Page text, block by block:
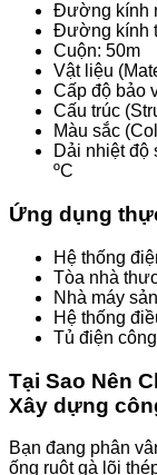
Đường kính
Đường kính
Cuộn: 50m
Vật liệu
Cấp độ bảo
Cấu trúc
Màu sắc
Dải nhiệt độ
ºC
Ứng dụng
Hệ thống
Tòa nhà
Nhà máy
Hệ thống
Tủ điện
Tại Sao Nên
Xây dựng
Bạn đang phân
ống ruột gà lõi